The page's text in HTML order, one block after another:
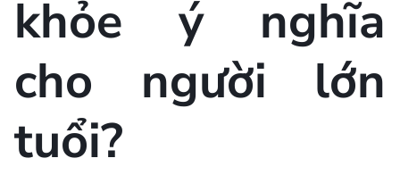
khỏe ý nghĩa
cho người lớn
tuổi?